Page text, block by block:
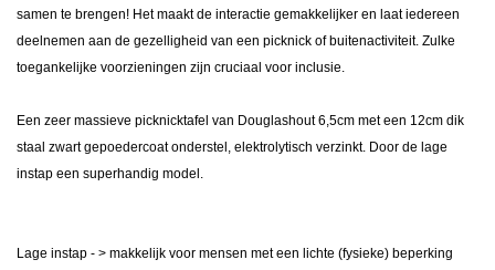
samen te brengen! Het maakt de interactie gemakkelijker en laat iedereen
deelnemen aan de gezelligheid van een picknick of buitenactiviteit. Zulke
toegankelijke voorzieningen zijn cruciaal voor inclusie.
Een zeer massieve picknicktafel van Douglashout 6,5cm met een 12cm dik
staal zwart gepoedercoat onderstel, elektrolytisch verzinkt. Door de lage
instap een superhandig model.
Lage instap - > makkelijk voor mensen met een lichte (fysieke) beperking